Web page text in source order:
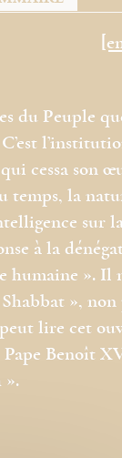
du Peuple
cessa son
temps, la
sur
à la
humaine ».
»,
lire cet
Benoît
».